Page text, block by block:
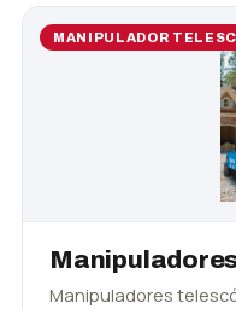
MANIPULADOR
Manipuladores